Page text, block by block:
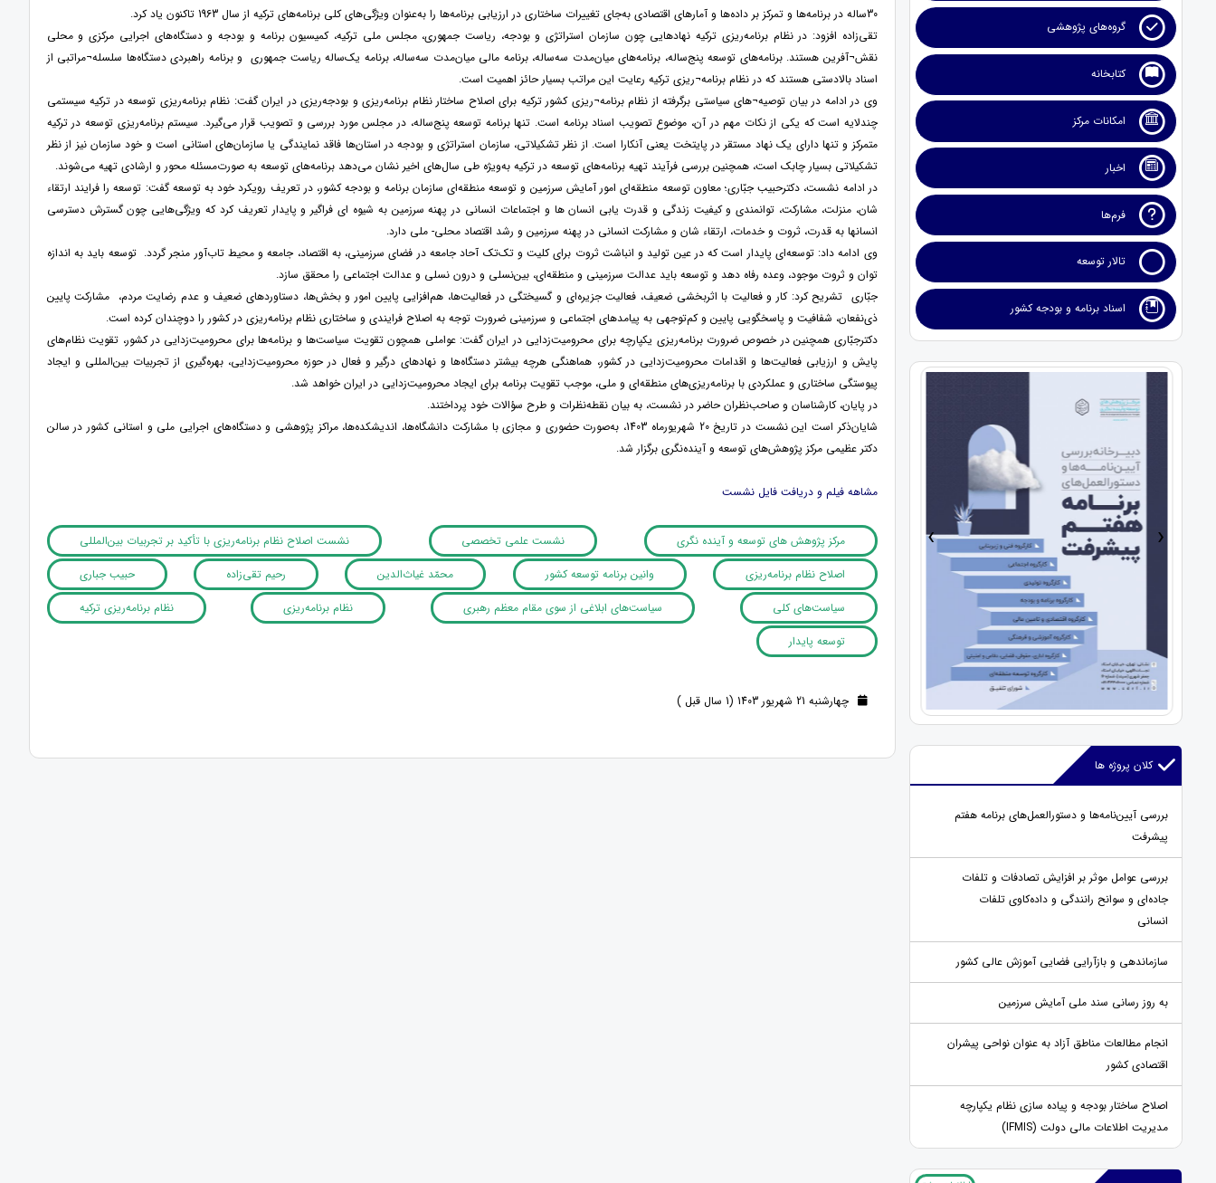
گروه‌های پژوهشی
کتابخانه
امکانات مرکز
اخبار
فرم‌ها
تالار توسعه
اسناد برنامه و بودجه کشور
› ‹
کلان پروژه ها
بررسی آیین‌نامه‌ها و دستورالعمل‌های برنامه هفتم
پیشرفت
بررسی عوامل موثر بر افزایش تصادفات و تلفات
جاده‌ای و سوانح رانندگی و داده‌کاوی تلفات
انسانی
سازماندهی و بازآرایی فضایی آموزش عالی کشور
به روز رسانی سند ملی آمایش سرزمین
انجام مطالعات مناطق آزاد به عنوان نواحی پیشران
اقتصادی کشور
اصلاح ساختار بودجه و پیاده سازی نظام یکپارچه
مدیریت اطلاعات مالی دولت (IFMIS)
30ساله در برنامه‌ها و تمرکز بر داده‌ها و آمارهای اقتصادی به‌جای تغییرات ساختاری در ارزیابی برنامه‌ها را به‌عنوان ویژگی‌های کلی برنامه‌های ترکیه از سال 1963 تاکنون یاد کرد.
تقی‌زاده افزود: در نظام برنامه‌ریزی ترکیه نهادهایی چون سازمان استراتژی و بودجه، ریاست جمهوری، مجلس ملی ترکیه، کمیسیون برنامه و بودجه و دستگاه‌های اجرایی مرکزی و محلی
نقش¬آفرین هستند. برنامه‌های توسعه پنج‌ساله، برنامه‌های میان‌مدت سه‌ساله، برنامه مالی میان‌مدت سه‌ساله، برنامه یک‌ساله ریاست جمهوری و برنامه راهبردی دستگاه‌ها سلسله¬مراتبی از
اسناد بالادستی هستند که در نظام برنامه¬ریزی ترکیه رعایت این مراتب بسیار حائز اهمیت است.
وی در ادامه در بیان توصیه¬های سیاستی برگرفته از نظام برنامه¬ریزی کشور ترکیه برای اصلاح ساختار نظام برنامه‌ریزی و بودجه‌ریزی در ایران گفت: نظام برنامه‌ریزی توسعه در ترکیه سیستمی
چندلایه است که یکی از نکات مهم در آن، موضوع تصویب اسناد برنامه است. تنها برنامه توسعه پنج‌ساله، در مجلس مورد بررسی و تصویب قرار می‌گیرد. سیستم برنامه‌ریزی توسعه در ترکیه
متمرکز و تنها دارای یک نهاد مستقر در پایتخت یعنی آنکارا است. از نظر تشکیلاتی، سازمان استراتژی و بودجه در استان‌ها فاقد نمایندگی یا سازمان‌های استانی است و خود سازمان نیز از نظر
تشکیلاتی بسیار چابک است، همچنین بررسی فرآیند تهیه برنامه‌های توسعه در ترکیه به‌ویژه طی سال‌های اخیر نشان می‌دهد برنامه‌های توسعه به صورت‌مسئله محور و ارشادی تهیه می‌شوند.
در ادامه نشست، دکترحبیب جبّاری؛ معاون توسعه منطقه‌ای امور آمایش سرزمین و توسعه منطقه‌ای سازمان برنامه و بودجه کشور، در تعریف رویکرد خود به توسعه گفت: توسعه را فرایند ارتقاء
شان، منزلت، مشارکت، توانمندی و کیفیت زندگی و قدرت یابی انسان ها و اجتماعات انسانی در پهنه سرزمین به شیوه ای فراگیر و پایدار تعریف کرد که ویژگی‌هایی چون گسترش دسترسی
انسانها به قدرت، ثروت و خدمات، ارتقاء شان و مشارکت انسانی در پهنه سرزمین و رشد اقتصاد محلی- ملی دارد.
وی ادامه داد: توسعه‌ای پایدار است که در عین تولید و انباشت ثروت برای کلیت و تک‌تک آحاد جامعه در فضای سرزمینی، به اقتصاد، جامعه و محیط تاب‌آور منجر گردد. توسعه باید به اندازه
توان و ثروت موجود، وعده رفاه دهد و توسعه باید عدالت سرزمینی و منطقه‌ای، بین‌نسلی و درون نسلی و عدالت اجتماعی را محقق سازد.
جبّاری تشریح کرد: کار و فعالیت با اثربخشی ضعیف، فعالیت جزیره‌ای و گسیختگی در فعالیت‌ها، هم‌افزایی پایین امور و بخش‌ها، دستاوردهای ضعیف و عدم رضایت مردم، مشارکت پایین
ذی‌نفعان، شفافیت و پاسخگویی پایین و کم‌توجهی به پیامدهای اجتماعی و سرزمینی ضرورت توجه به اصلاح فرایندی و ساختاری نظام برنامه‌ریزی در کشور را دوچندان کرده است.
دکترجبّاری همچنین در خصوص ضرورت برنامه‌ریزی یکپارچه برای محرومیت‌زدایی در ایران گفت: عواملی همچون تقویت سیاست‌ها و برنامه‌ها برای محرومیت‌زدایی در کشور، تقویت نظام‌های
پایش و ارزیابی فعالیت‌ها و اقدامات محرومیت‌زدایی در کشور، هماهنگی هرچه بیشتر دستگاه‌ها و نهادهای درگیر و فعال در حوزه محرومیت‌زدایی، بهره‌گیری از تجربیات بین‌المللی و ایجاد
پیوستگی ساختاری و عملکردی با برنامه‌ریزی‌های منطقه‌ای و ملی، موجب تقویت برنامه برای ایجاد محرومیت‌زدایی در ایران خواهد شد.
در پایان، کارشناسان و صاحب‌نظران حاضر در نشست، به بیان نقطه‌نظرات و طرح سؤالات خود پرداختند.
شایان‌ذکر است این نشست در تاریخ 20 شهریورماه 1403، به‌صورت حضوری و مجازی با مشارکت دانشگاه‌ها، اندیشکده‌ها، مراکز پژوهشی و دستگاه‌های اجرایی ملی و استانی کشور در سالن
دکتر عظیمی مرکز پژوهش‌های توسعه و آینده‌نگری برگزار شد.
مشاهه فیلم و دریافت فایل نشست
مرکز پژوهش های توسعه و آینده نگری نشست علمی تخصصی
نشست اصلاح نظام برنامه‌ریزی با تأکید بر تجربیات بین‌المللی
اصلاح نظام برنامه‌ریزی
وانین برنامه توسعه کشور محمّد غیاث‌الدین رحیم تقی‌زاده
حبیب جباری
سیاست‌های کلی
سیاست‌های ابلاغی از سوی مقام معظم رهبری نظام برنامه‌ریزی
نظام برنامه‌ریزی ترکیه
توسعه پایدار
چهارشنبه 21 شهریور 1403 (1 سال قبل )